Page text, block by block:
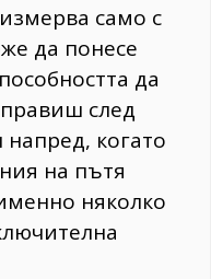
само с
да понесе
да
след
когато
на пътя
няколко